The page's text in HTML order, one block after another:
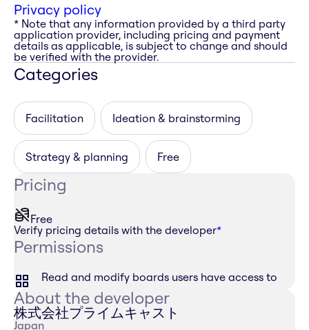
Privacy policy
* Note that any information provided by a third party
application provider, including pricing and payment
details as applicable, is subject to change and should
be verified with the provider.
Categories
Facilitation Ideation & brainstorming
Strategy & planning Free
Pricing
Free
Verify pricing details with the developer*
Permissions
Read and modify boards users have access to
About the developer
株式会社プライムキャスト
Japan